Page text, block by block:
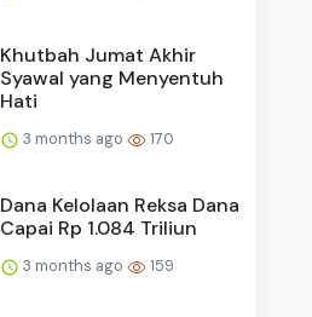
Khutbah Jumat Akhir
Syawal yang Menyentuh
Hati
3 months ago 170
Dana Kelolaan Reksa Dana
Capai Rp 1.084 Triliun
3 months ago 159